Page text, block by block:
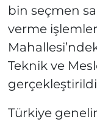
bin seçmen
verme
Teknik ve
Türkiye